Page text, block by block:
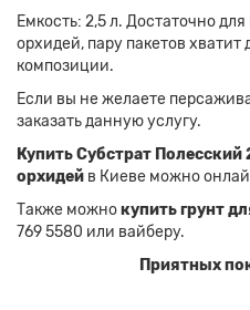
Емкость: 2,5 л. Достаточно
орхидей, пару пакетов
композиции.
Если вы не желаете
заказать данную услугу.
Купить Субстрат Полесский
орхидей в Киеве можно
Также можнокупить грунт
769 5580 или вайберу.
Приятных